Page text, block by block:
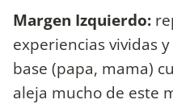
Margen Izquierdo:
experiencias vividas
base (papa, mama)
aleja mucho de este